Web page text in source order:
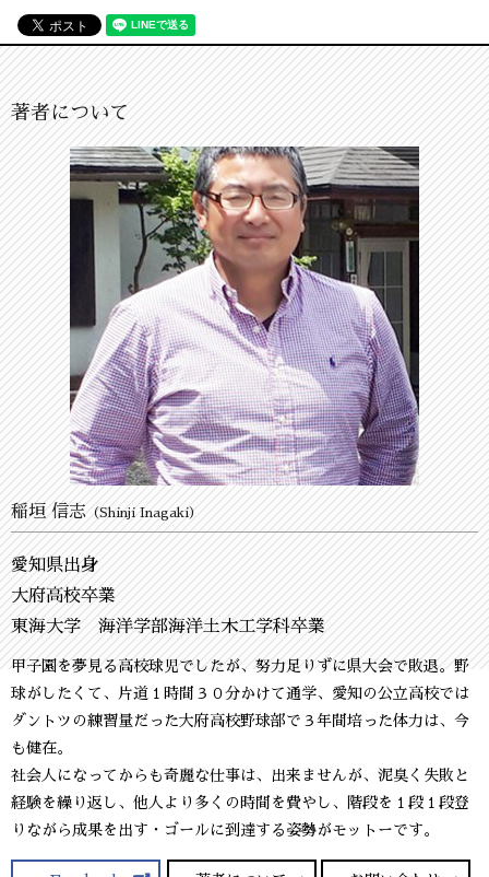
著者について
稲垣 信志（Shinji Inagaki）
愛知県出身
大府高校卒業
東海大学 海洋学部海洋土木工学科卒業
甲子園を夢見る高校球児でしたが、努力足りずに県大会で敗退。野
球がしたくて、片道１時間３０分かけて通学、愛知の公立高校では
ダントツの練習量だった大府高校野球部で３年間培った体力は、今
も健在。
社会人になってからも奇麗な仕事は、出来ませんが、泥臭く失敗と
経験を繰り返し、他人より多くの時間を費やし、階段を１段１段登
りながら成果を出す・ゴールに到達する姿勢がモットーです。